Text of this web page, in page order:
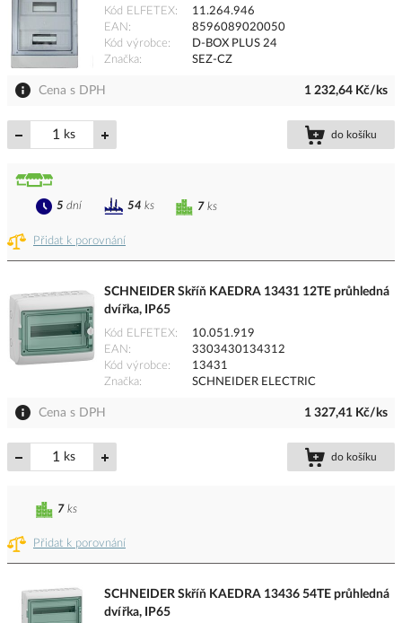
Kód ELFETEX
11.264.946
EAN
8596089020050
Kód výrobce
D-BOX PLUS 24
Značka
SEZ-CZ
Cena s DPH 1 232,64 Kč/ks
ks do košíku
Přidat k porovnání
7 ks
5 dní 54 ks
SCHNEIDER Skříň KAEDRA 13431 12TE průhledná
dvířka, IP65
Kód ELFETEX
10.051.919
EAN
3303430134312
Kód výrobce
13431
Značka
SCHNEIDER ELECTRIC
Cena s DPH 1 327,41 Kč/ks
ks do košíku
Přidat k porovnání
7 ks
SCHNEIDER Skříň KAEDRA 13436 54TE průhledná
dvířka, IP65